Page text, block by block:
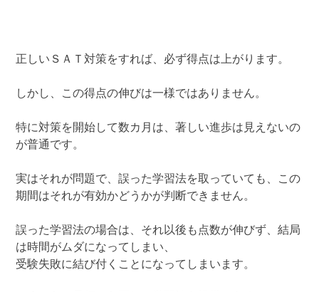
正しいＳＡＴ対策をすれば、必ず得点は上がります。
しかし、この得点の伸びは一様ではありません。
特に対策を開始して数カ月は、著しい進歩は見えないの
が普通です。
実はそれが問題で、誤った学習法を取っていても、この
期間はそれが有効かどうかが判断できません。
誤った学習法の場合は、それ以後も点数が伸びず、結局
は時間がムダになってしまい、
受験失敗に結び付くことになってしまいます。